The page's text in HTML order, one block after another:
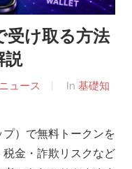
受け取る方法
説
ュース In 基礎知
）で無料トークンを
金・詐欺リスクなど